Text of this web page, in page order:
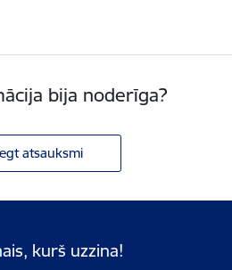
bija noderīga?
atsauksmi
kurš uzzina!